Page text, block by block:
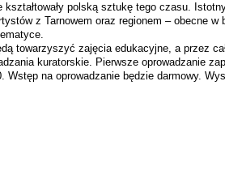
polską sztukę tego czasu.
z Tarnowem oraz regionem – obecne w
towarzyszyć zajęcia edukacyjne, a przez
kuratorskie. Pierwsze oprowadzanie
Wstęp na oprowadzanie będzie darmowy.